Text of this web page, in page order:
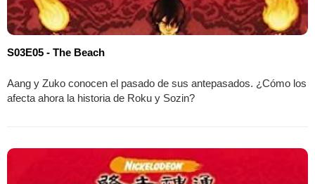
S03E05 - The Beach
Aang y Zuko conocen el pasado de sus antepasados. ¿Cómo los
afecta ahora la historia de Roku y Sozin?